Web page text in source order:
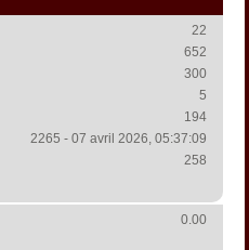
22
652
300
5
194
2265 - 07 avril 2026, 05:37:09
258
0.00